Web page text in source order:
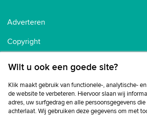
Adverteren
Copyright
Privacybeleid
Wilt u ook een goede site?
Klik maakt gebruik van functionele-, analytische-
de website te verbeteren. Hiervoor slaan wij
adres, uw surfgedrag en alle persoonsgegevens
achterlaat. Wij gebruiken deze gegevens om met